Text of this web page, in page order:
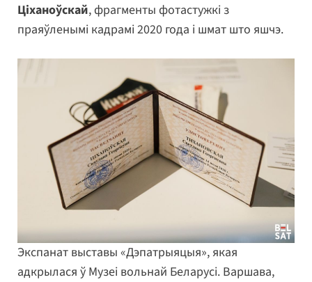
Ціханоўскай, фрагменты фотастужкі з
праяўленымі кадрамі 2020 года і шмат што яшчэ.
Экспанат выставы «Дэпатрыяцыя», якая
адкрылася ў Музеі вольнай Беларусі. Варшава,